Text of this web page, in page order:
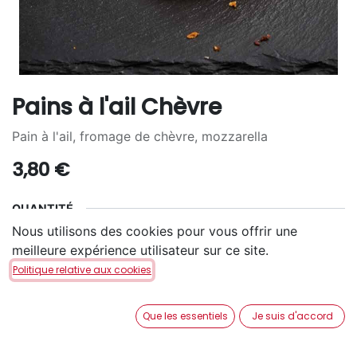
Pains à l'ail Chèvre
Pain à l'ail, fromage de chèvre, mozzarella
3,80 €
QUANTITÉ
2 4 + 2,70€ 6 + 4,50€
Nous utilisons des cookies pour vous offrir une
meilleure expérience utilisateur sur ce site.
Politique relative aux cookies
Que les essentiels Je suis d'accord